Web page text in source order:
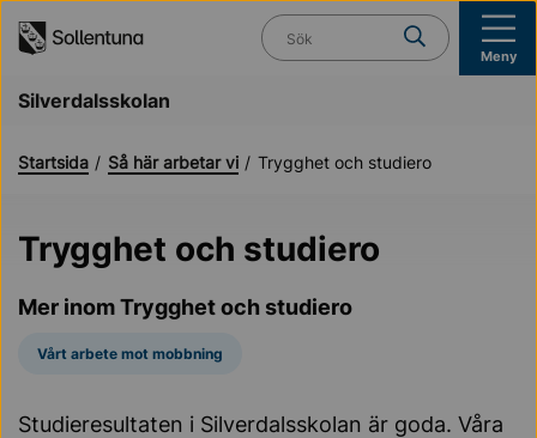
Vad söker du?
Meny
Silverdalsskolan
Startsida Så här arbetar vi Trygghet och studiero
Trygghet och studiero
Mer inom Trygghet och studiero
Vårt arbete mot mobbning
Studieresultaten i Silverdalsskolan är goda. Våra